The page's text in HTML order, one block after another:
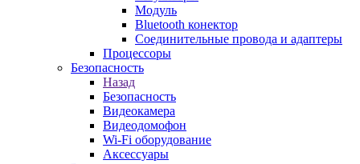
Модуль
Bluetooth конектор
Соединительные провода и адаптеры
Процессоры
Безопасность
Назад
Безопасность
Видеокамера
Видеодомофон
Wi-Fi оборудование
Аксессуары